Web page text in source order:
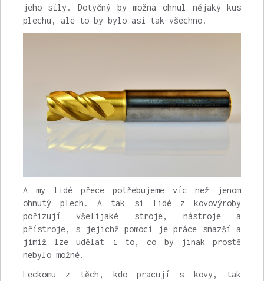
jeho síly. Dotyčný by možná ohnul nějaký kus
plechu, ale to by bylo asi tak všechno.
A my lidé přece potřebujeme víc než jenom
ohnutý plech. A tak si lidé z kovovýroby
pořizují všelijaké stroje, nástroje a
přístroje, s jejichž pomocí je práce snazší a
jimiž lze udělat i to, co by jinak prostě
nebylo možné.
Leckomu z těch, kdo pracují s kovy, tak